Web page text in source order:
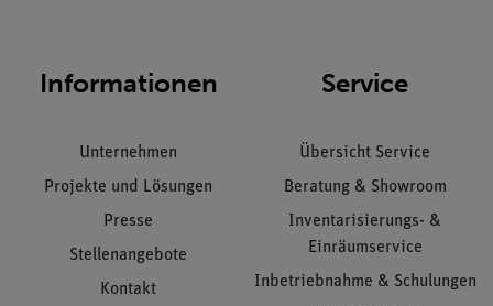
Informationen
Unternehmen
Projekte und Lösungen
Presse
Stellenangebote
Kontakt
Service
Übersicht Service
Beratung & Showroom
Inventarisierungs- &
Einräumservice
Inbetriebnahme & Schulungen